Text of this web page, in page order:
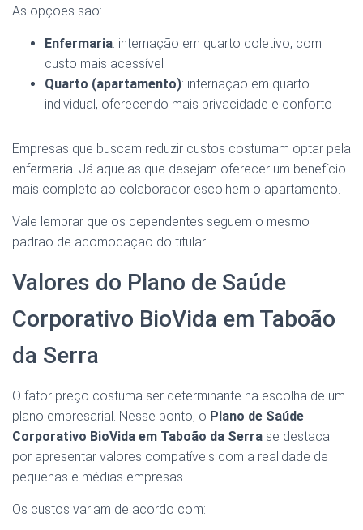
As opções são:
Enfermaria: internação em quarto coletivo, com
custo mais acessível
Quarto (apartamento): internação em quarto
individual, oferecendo mais privacidade e conforto
Empresas que buscam reduzir custos costumam optar pela
enfermaria. Já aquelas que desejam oferecer um benefício
mais completo ao colaborador escolhem o apartamento.
Vale lembrar que os dependentes seguem o mesmo
padrão de acomodação do titular.
Valores do Plano de Saúde
Corporativo BioVida em Taboão
da Serra
O fator preço costuma ser determinante na escolha de um
plano empresarial. Nesse ponto, o Plano de Saúde
Corporativo BioVida em Taboão da Serra se destaca
por apresentar valores compatíveis com a realidade de
pequenas e médias empresas.
Os custos variam de acordo com: